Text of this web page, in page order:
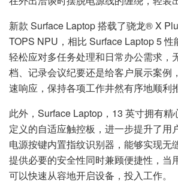
新款 Surface Laptop 搭载了骁龙® X
TOPS NPU，相比 Surface Laptop 5 性
轻松应对多任务处理和日常办公需求，
档、记录会议纪要还是给客户展示案例
速响应，保持各项工作井然有序地顺利
此外，Surface Laptop，13 英寸拥有精
定义的自适应触控板，进一步提升了用
电源按键内置指纹识别器，能够实现无
提供必要的安全性同时兼顾便捷性，当
可以快速从容地开启设备，投入工作。